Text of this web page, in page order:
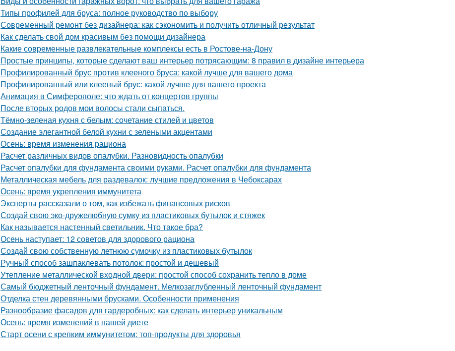
Типы профилей для бруса: полное руководство по выбору
Современный ремонт без дизайнера: как сэкономить и получить отличный результат
Как сделать свой дом красивым без помощи дизайнера
Какие современные развлекательные комплексы есть в Ростове-на-Дону
Простые принципы, которые сделают ваш интерьер потрясающим: 8 правил в дизайне интерьера
Профилированный брус против клееного бруса: какой лучше для вашего дома
Профилированный или клееный брус: какой лучше для вашего проекта
Анимация в Симферополе: что ждать от концертов группы
После вторых родов мои волосы стали сыпаться.
Тёмно-зеленая кухня с белым: сочетание стилей и цветов
Создание элегантной белой кухни с зелеными акцентами
Осень: время изменения рациона
Расчет различных видов опалубки. Разновидность опалубки
Расчет опалубки для фундамента своими руками. Расчет опалубки для фундамента
Металлическая мебель для раздевалок: лучшие предложения в Чебоксарах
Осень: время укрепления иммунитета
Эксперты рассказали о том, как избежать финансовых рисков
Создай свою эко-дружелюбную сумку из пластиковых бутылок и стяжек
Как называется настенный светильник. Что такое бра?
Осень наступает: 12 советов для здорового рациона
Создай свою собственную летнюю сумочку из пластиковых бутылок
Ручный способ зашпаклевать потолок: простой и дешевый
Утепление металлической входной двери: простой способ сохранить тепло в доме
Самый бюджетный ленточный фундамент. Мелкозаглубленный ленточный фундамент
Отделка стен деревянными брусками. Особенности применения
Разнообразие фасадов для гардеробных: как сделать интерьер уникальным
Осень: время изменений в нашей диете
Старт осени с крепким иммунитетом: топ-продукты для здоровья